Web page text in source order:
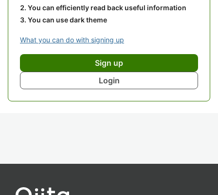
You can efficiently read back useful information
You can use dark theme
What you can do with signing up
Sign up
Login